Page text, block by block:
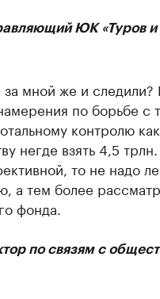
ЮК «Туров
мной же и следили?
по борьбе с
контролю
негде взять 4,5
то не надо
а тем более
фонда.
по связям с